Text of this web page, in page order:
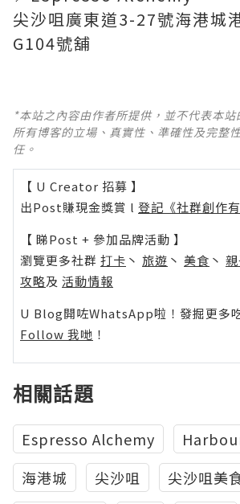
尖沙咀廣東道3-27號海港城
G104號舖
*本站之內容由作者所提供，並不代表本
所有博客的立場、真實性、準確性及完整
任。
【 U Creator 招募 】
出Post賺現金獎賞 l 登記《社群創作有
【 睇Post + 參加品牌活動 】
瀏覽更多社群 打卡 丶 旅遊 丶 美食 丶
攻略及 活動情報
U Blog開咗WhatsApp啦！發掘更多
Follow 我哋 ！
相關話題
Espresso Alchemy
海港城
尖沙咀
尖沙咀美